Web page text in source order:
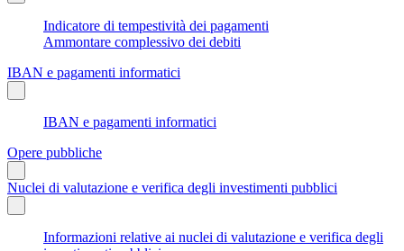
Indicatore di tempestività dei pagamenti
Ammontare complessivo dei debiti
IBAN e pagamenti informatici
IBAN e pagamenti informatici
Opere pubbliche
Nuclei di valutazione e verifica degli investimenti pubblici
Informazioni relative ai nuclei di valutazione e verifica degli